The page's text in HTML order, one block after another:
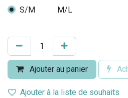
S/M M/L
Ajouter au panier
Ajouter à la liste de souhaits